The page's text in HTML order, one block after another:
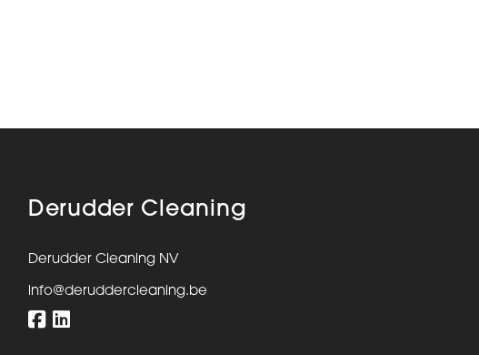
Derudder Cleaning
Derudder Cleaning NV
info@deruddercleaning.be